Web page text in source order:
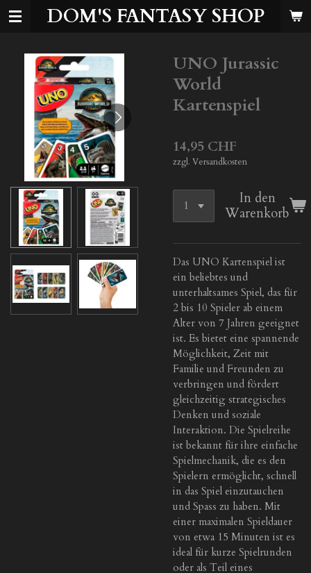
Zum
DOM'S FANTASY SHOP
UNO Jurassic
World
Kartenspiel
14,95 CHF
zzgl. Versandkosten
In den
Warenkorb
Das UNO Kartenspiel ist
ein beliebtes und
unterhaltsames Spiel, das für
2 bis 10 Spieler ab einem
Alter von 7 Jahren geeignet
ist. Es bietet eine spannende
Möglichkeit, Zeit mit
Familie und Freunden zu
verbringen und fördert
gleichzeitig strategisches
Denken und soziale
Interaktion. Die Spielreihe
ist bekannt für ihre einfache
Spielmechanik, die es den
Spielern ermöglicht, schnell
in das Spiel einzutauchen
und Spass zu haben. Mit
einer maximalen Spieldauer
von etwa 15 Minuten ist es
ideal für kurze Spielrunden
oder als Teil eines